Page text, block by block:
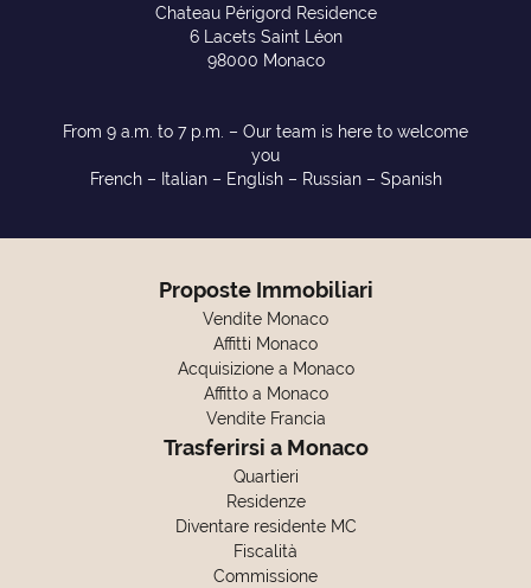
Chateau Périgord Residence
6 Lacets Saint Léon
98000 Monaco
From 9 a.m. to 7 p.m. – Our team is here to welcome
you
French – Italian – English – Russian – Spanish
Proposte Immobiliari
Vendite Monaco
Affitti Monaco
Acquisizione a Monaco
Affitto a Monaco
Vendite Francia
Trasferirsi a Monaco
Quartieri
Residenze
Diventare residente MC
Fiscalità
Commissione